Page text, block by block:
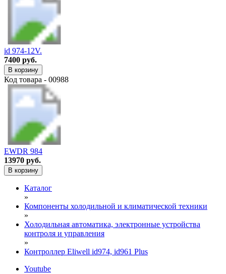
id 974-12V.
7400 руб.
В корзину
Код товара - 00988
EWDR 984
13970 руб.
В корзину
Каталог
»
Компоненты холодильной и климатической техники
»
Холодильная автоматика, электронные устройства
контроля и управления
»
Контроллер Eliwell id974, id961 Plus
Youtube